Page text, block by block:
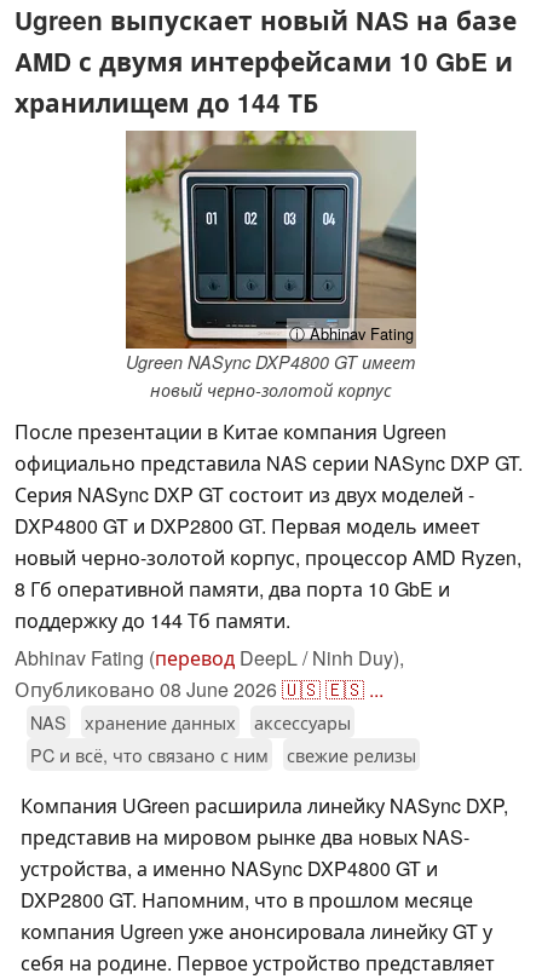
Ugreen выпускает новый NAS на базе
AMD с двумя интерфейсами 10 GbE и
хранилищем до 144 ТБ
ⓘ Abhinav Fating
Ugreen NASync DXP4800 GT имеет
новый черно-золотой корпус
После презентации в Китае компания Ugreen
официально представила NAS серии NASync DXP GT.
Серия NASync DXP GT состоит из двух моделей -
DXP4800 GT и DXP2800 GT. Первая модель имеет
новый черно-золотой корпус, процессор AMD Ryzen,
8 Гб оперативной памяти, два порта 10 GbE и
поддержку до 144 Тб памяти.
Abhinav Fating (перевод DeepL / Ninh Duy),
Опубликовано 08 June 2026🇺🇸🇪🇸 ...
NAS хранение данных
аксессуары
PC и всё, что связано с ним
свежие релизы
Компания UGreen расширила линейку NASync DXP,
представив на мировом рынке два новых NAS-
устройства, а именно NASync DXP4800 GT и
DXP2800 GT. Напомним, что в прошлом месяце
компания Ugreen уже анонсировала линейку GT у
себя на родине. Первое устройство представляет